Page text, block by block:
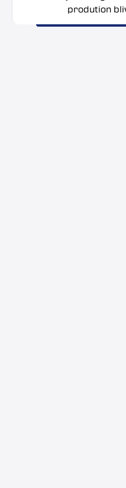
prodution